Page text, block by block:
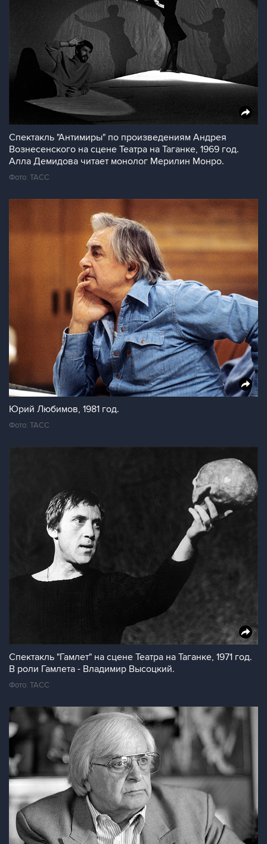
Спектакль "Антимиры" по произведениям Андрея
Вознесенского на сцене Театра на Таганке, 1969 год.
Алла Демидова читает монолог Мерилин Монро.
Фото: ТАСС
Юрий Любимов, 1981 год.
Фото: ТАСС
Спектакль "Гамлет" на сцене Театра на Таганке, 1971 год.
В роли Гамлета - Владимир Высоцкий.
Фото: ТАСС